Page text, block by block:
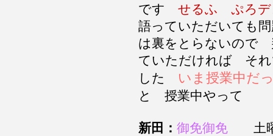
です せるふ ぷろデ
語っていただいても
は裏をとらないので
ていただければ そ
した いま授業中だ
と 授業中やって
新田： 御免御免 土